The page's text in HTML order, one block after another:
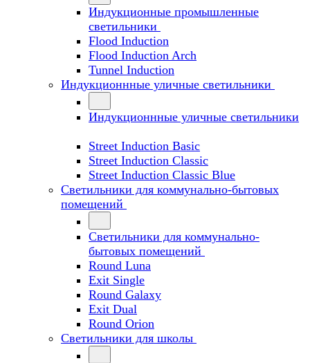
Индукционные промышленные
светильники
Flood Induction
Flood Induction Arch
Tunnel Induction
Индукционнные уличные светильники
Индукционнные уличные светильники
Street Induction Basic
Street Induction Classic
Street Induction Classic Blue
Светильники для коммунально-бытовых
помещений
Светильники для коммунально-
бытовых помещений
Round Luna
Exit Single
Round Galaxy
Exit Dual
Round Orion
Светильники для школы